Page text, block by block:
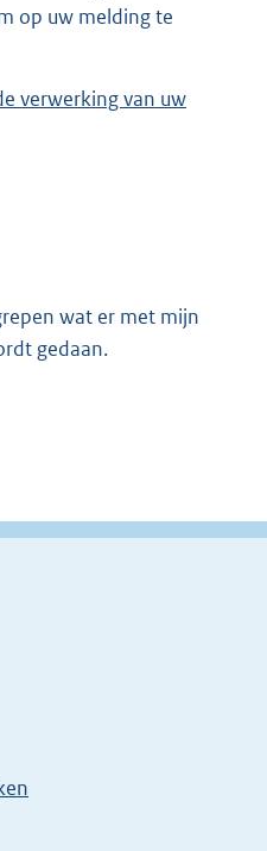
op uw melding te
wat er met mijn
gedaan.